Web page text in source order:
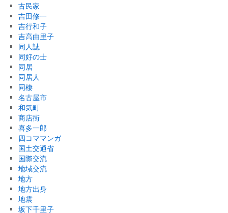
古民家
吉田修一
吉行和子
吉高由里子
同人誌
同好の士
同居
同居人
同棲
名古屋市
和気町
商店街
喜多一郎
四コママンガ
国土交通省
国際交流
地域交流
地方
地方出身
地震
坂下千里子